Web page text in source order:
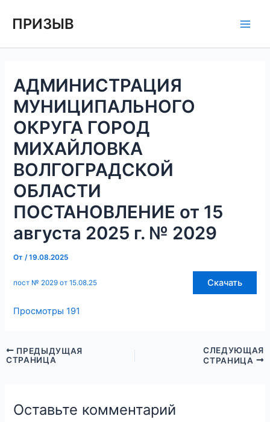
ПРИЗЫВ
АДМИНИСТРАЦИЯ
МУНИЦИПАЛЬНОГО
ОКРУГА ГОРОД
МИХАЙЛОВКА
ВОЛГОГРАДСКОЙ
ОБЛАСТИ
ПОСТАНОВЛЕНИЕ от 15
августа 2025 г. № 2029
От /19.08.2025
пост № 2029 от 15.08.25 Скачать
Просмотры 191
по
ПРЕДЫДУЩАЯ
СТРАНИЦА
СЛЕДУЮЩАЯ
СТРАНИЦА
Оставьте комментарий